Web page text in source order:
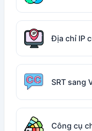
Địa chỉ IP
SRT sang
Công cụ